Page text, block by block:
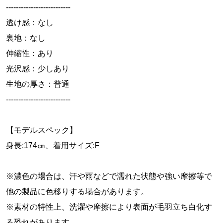
--------------------------
透け感：なし
裏地：なし
伸縮性：あり
光沢感：少しあり
生地の厚さ：普通
--------------------------
【モデルスペック】
身長:174㎝、着用サイズ:F
※濃色の場合は、汗や雨などで濡れた状態や強い摩擦等で
他の製品に色移りする場合があります。
※素材の特性上、洗濯や摩擦により表面が毛羽立ち白化す